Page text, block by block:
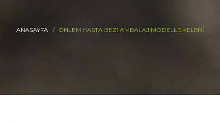
ANASAYFA ÖNLEM HASTA BEZI AMBALAJ MODELLEMELERI